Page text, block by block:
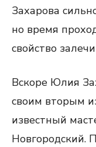
Захарова
но время
свойство
Вскоре Юлия
своим вторым
известный
Новгородский.